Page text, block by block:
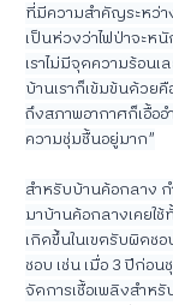
ที่มีความสำคัญระหว่า
เป็นห่วงว่าไฟป่าจะ
เราไม่มีจุดความร้อน
บ้านเราก็เข้มข้นด้วย
ถึงสภาพอากาศก็เอื้อ
ความชุ่มชื้นอยู่มาก”
สำหรับบ้านค้อกลาง
มาบ้านค้อกลางเคยใ
เกิดขึ้นในเขตรับผิดช
ชอบ เช่น เมื่อ 3 ปีก่อน
จัดการเชื้อเพลิงสำห